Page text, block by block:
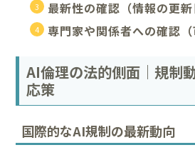
最新性の確認（情報の更新
専門家や関係者への確認（
AI倫理の法的側面｜規制
応策
国際的なAI規制の最新動向